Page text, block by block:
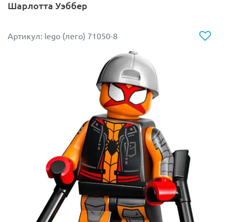
Шарлотта Уэббер
Артикул: lego (лего) 71050-8